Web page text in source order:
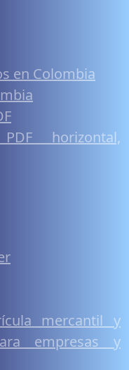
en Colombia
horizontal,
mercantil y
empresas y